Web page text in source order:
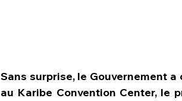
Sans surprise, le Gouvernement
au Karibe Convention Center, le